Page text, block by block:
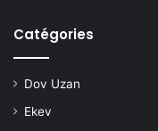
Catégories
Dov Uzan
Ekev